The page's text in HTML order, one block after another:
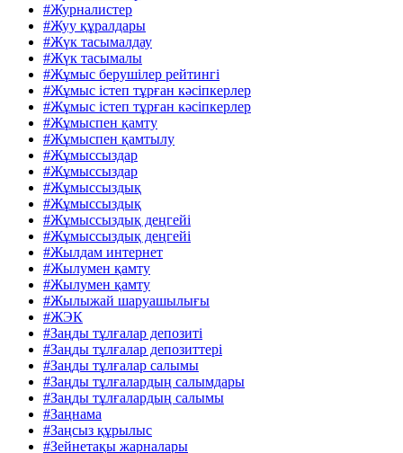
#Журналистер
#Жуу құралдары
#Жүк тасымалдау
#Жүк тасымалы
#Жұмыс берушілер рейтингі
#Жұмыс істеп тұрған кәсіпкерлер
#Жұмыс істеп тұрған кәсіпкерлер
#Жұмыспен қамту
#Жұмыспен қамтылу
#Жұмыссыздар
#Жұмыссыздар
#Жұмыссыздық
#Жұмыссыздық
#Жұмыссыздық деңгейі
#Жұмыссыздық деңгейі
#Жылдам интернет
#Жылумен қамту
#Жылумен қамту
#Жылыжай шаруашылығы
#ЖЭК
#Заңды тұлғалар депозиті
#Заңды тұлғалар депозиттері
#Заңды тұлғалар салымы
#Заңды тұлғалардың салымдары
#Заңды тұлғалардың салымы
#Заңнама
#Заңсыз құрылыс
#Зейнетақы жарналары